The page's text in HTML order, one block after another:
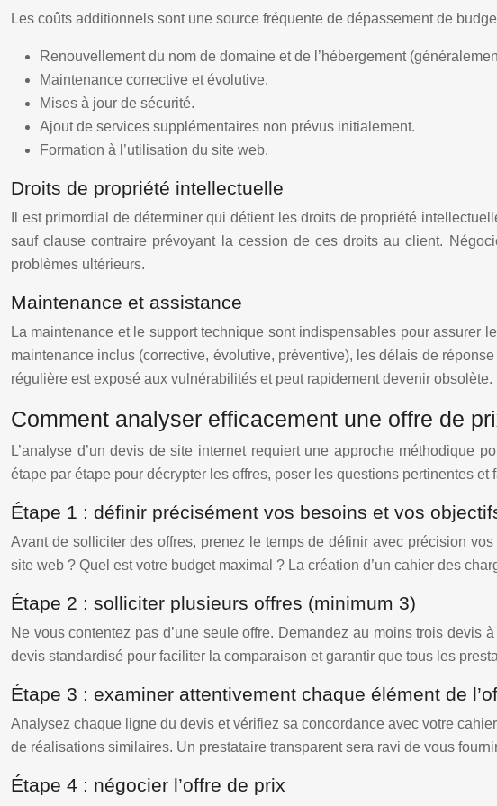
Les coûts additionnels sont une source fréquente de dépassement de
Renouvellement du nom de domaine et de l’hébergement
Maintenance corrective et évolutive.
Mises à jour de sécurité.
Ajout de services supplémentaires non prévus initialement.
Formation à l’utilisation du site web.
Droits de propriété intellectuelle
Il est primordial de déterminer qui détient les droits de propriété
sauf clause contraire prévoyant la cession de ces droits au client.
problèmes ultérieurs.
Maintenance et assistance
La maintenance et le support technique sont indispensables pour assurer
maintenance inclus (corrective, évolutive, préventive), les délais de
régulière est exposé aux vulnérabilités et peut rapidement devenir obsolète.
Comment analyser efficacement une offre de
L’analyse d’un devis de site internet requiert une approche méthodique
étape par étape pour décrypter les offres, poser les questions pertinentes et
Étape 1 : définir précisément vos besoins et vos
Avant de solliciter des offres, prenez le temps de définir avec précision
site web ? Quel est votre budget maximal ? La création d’un cahier des
Étape 2 : solliciter plusieurs offres (minimum 3)
Ne vous contentez pas d’une seule offre. Demandez au moins trois
devis standardisé pour faciliter la comparaison et garantir que tous les
Étape 3 : examiner attentivement chaque élément de
Analysez chaque ligne du devis et vérifiez sa concordance avec votre
de réalisations similaires. Un prestataire transparent sera ravi de vous
Étape 4 : négocier l’offre de prix